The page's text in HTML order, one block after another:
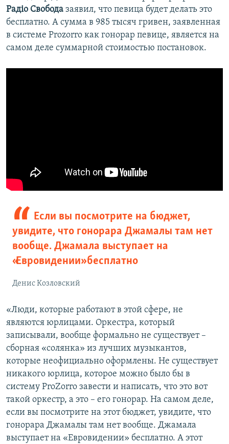
Радiо Свобода заявил, что певица будет делать это
бесплатно. А сумма в 985 тысяч гривен, заявленная
в системе Prozorro как гонорар певице, является на
самом деле суммарной стоимостью постановок.
Если вы посмотрите на бюджет,
увидите, что гонорара Джамалы там нет
вообще. Джамала выступает на
«Евровидении» бесплатно
Денис Козловский
«Люди, которые работают в этой сфере, не
являются юрлицами. Оркестра, который
записывали, вообще формально не существует –
сборная «солянка» из лучших музыкантов,
которые неофициально оформлены. Не существует
никакого юрлица, которое можно было бы в
систему ProZorro завести и написать, что это вот
такой оркестр, а это – его гонорар. На самом деле,
если вы посмотрите на этот бюджет, увидите, что
гонорара Джамалы там нет вообще. Джамала
выступает на «Евровидении» бесплатно. А этот